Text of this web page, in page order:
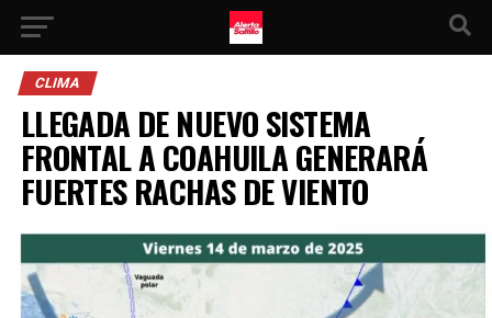
CLIMA
LLEGADA DE NUEVO SISTEMA
FRONTAL A COAHUILA GENERARÁ
FUERTES RACHAS DE VIENTO